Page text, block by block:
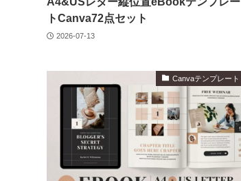
トCanva72点セット
2026-07-13
Canvaテンプレート